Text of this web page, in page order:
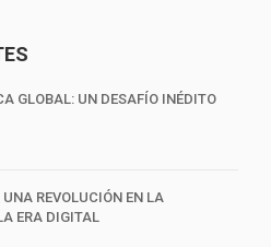
GLOBAL: UN DESAFÍO INÉDITO
REVOLUCIÓN EN LA
ERA DIGITAL